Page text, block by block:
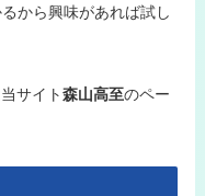
から興味があれば試し
当サイト森山高至のペー